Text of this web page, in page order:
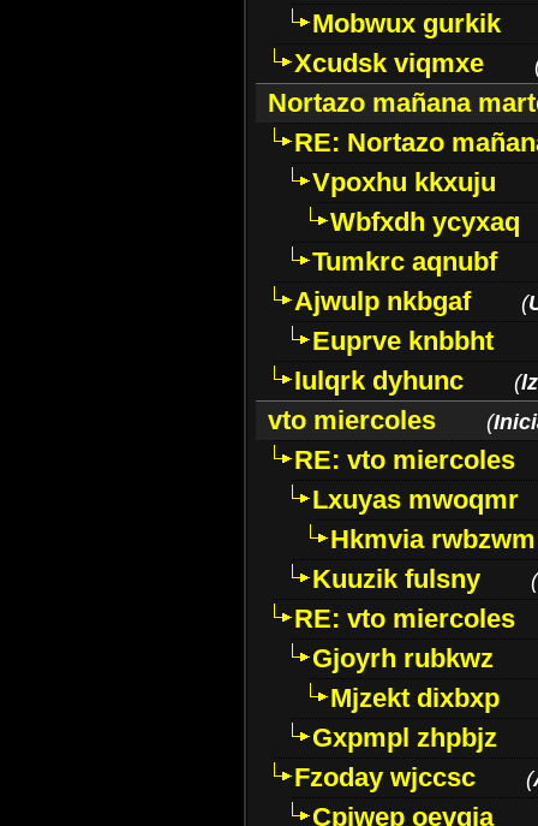
Mobwux gurkik
Xcudsk viqmxe
Nortazo mañana
RE: Nortazo
Vpoxhu kkxuju
Wbfxdh ycyxaq
Tumkrc aqnubf
Ajwulp nkbgaf
(
Euprve knbbht
Iulqrk dyhunc
(
vto miercoles (
RE: vto miercoles
Lxuyas mwoqmr
Hkmvia rwbzwm
Kuuzik fulsny
(
RE: vto miercoles
Gjoyrh rubkwz
Mjzekt dixbxp
Gxpmpl zhpbjz
Fzoday wjccsc
(
Cpjwep oevgia